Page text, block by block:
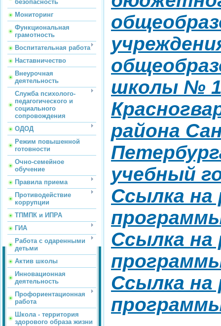
безопасность
Мониторинг
Функциональная
грамотность
Воспитательная работа
Наставничество
Внеурочная
деятельность
Служба психолого-
педагогического и
социального
сопровождения
ОДОД
Режим повышенной
готовности
Очно-семейное
обучение
Правила приема
Противодействие
коррупции
ТПМПК и ИПРА
ГИА
Работа с одаренными
детьми
Актив школы
Инновационная
деятельность
Профориентационная
работа
Школа - территория
здорового образа жизни
школы №
района
учебный
Ссылка на
Ссылка на
Ссылка на